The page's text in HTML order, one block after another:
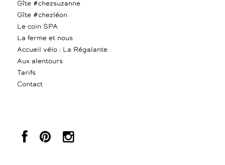
Gîte #chezsuzanne
Gîte #chezléon
Le coin SPA
La ferme et nous
Accueil vélo : La Régalante
Aux alentours
Tarifs
Contact